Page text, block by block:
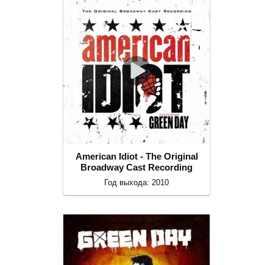
American Idiot - The Original
Broadway Cast Recording
Год выхода: 2010